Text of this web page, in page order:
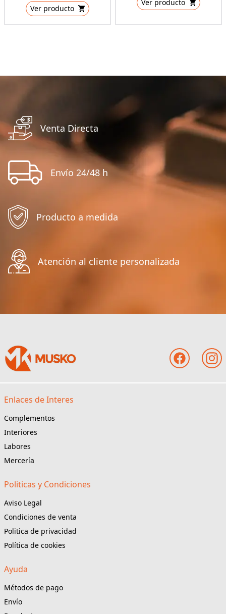
Ver producto
Ver producto
Venta Directa
Envío 24/48 h
Producto a medida
Atención al cliente personalizada
Enlaces de Interes
Complementos
Interiores
Labores
Mercería
Politicas y Condiciones
Aviso Legal
Condiciones de venta
Politica de privacidad
Política de cookies
Ayuda
Métodos de pago
Envío